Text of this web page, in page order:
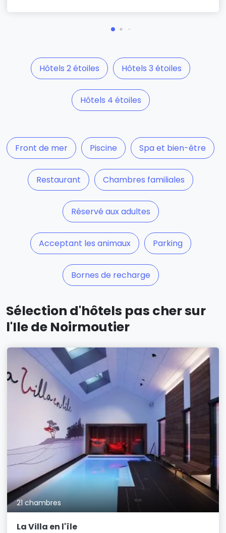
Hôtels 2 étoiles Hôtels 3 étoiles
Hôtels 4 étoiles
Front de mer Piscine Spa et bien-être
Restaurant Chambres familiales
Réservé aux adultes
Acceptant les animaux Parking
Bornes de recharge
Sélection d'hôtels pas cher sur
l'Ile de Noirmoutier
21 chambres
La Villa en l'île